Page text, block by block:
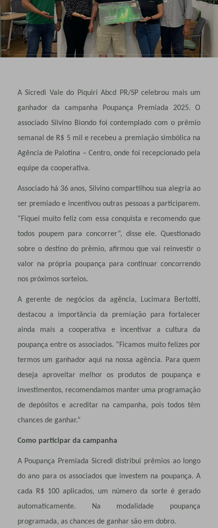
A Sicredi Vale do Piquiri Abcd PR/SP celebrou mais um
ganhador da campanha Poupança Premiada 2025. O
associado Silvino Biondo foi contemplado com o prêmio
semanal de R$ 5 mil e recebeu a premiação simbólica na
Agência de Palotina – Centro, onde foi recepcionado pela
equipe da cooperativa.
Associado há 36 anos, Silvino compartilhou sua alegria ao
ser premiado e incentivou outras pessoas a participarem.
“Fiquei muito feliz com essa conquista e recomendo que
todos poupem para concorrer”, disse ele. Questionado
sobre o destino do prêmio, afirmou que vai reinvestir o
valor na própria poupança para continuar concorrendo
nos próximos sorteios.
A gerente de negócios da agência, Lucimara Bertotti,
destacou a importância da premiação para fortalecer
ainda mais a cooperativa e incentivar a cultura da
poupança entre os associados. “Ficamos muito felizes por
termos um ganhador aqui na nossa agência. Para quem
deseja aproveitar melhor os produtos de poupança e
investimentos, recomendamos manter uma programação
de depósitos e acreditar na campanha, pois todos têm
chances de ganhar.”
Como participar da campanha
A Poupança Premiada Sicredi distribui prêmios ao longo
do ano para os associados que investem na poupança. A
cada R$ 100 aplicados, um número da sorte é gerado
automaticamente. Na modalidade poupança
programada, as chances de ganhar são em dobro.